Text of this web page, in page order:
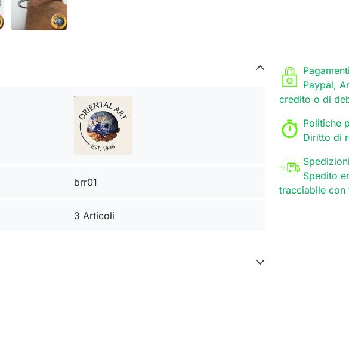
Paypal,
credito o di
Politiche
Diritto di
Spedizioni
Spedito
tracciabile con
brr01
3 Articoli